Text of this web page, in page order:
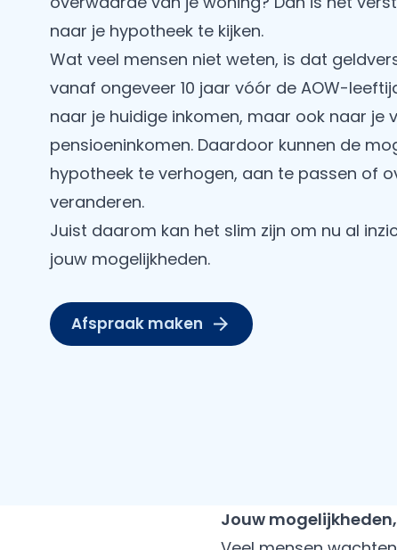
naar je hypotheek te kijken.
Wat veel mensen niet weten, is dat
vanaf ongeveer 10 jaar vóór de AOW-
naar je huidige inkomen, maar ook naar je
pensioeninkomen. Daardoor kunnen de
hypotheek te verhogen, aan te passen of
veranderen.
Juist daarom kan het slim zijn om nu al
jouw mogelijkheden.
Afspraak maken
Jouw